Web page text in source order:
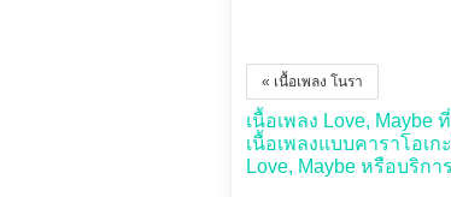
« เนื้อเพลง โนรา
เนื้อเพลง Love,
เนื้อเพลงแบบคาราโอเ
Love, Maybe หรือบริก